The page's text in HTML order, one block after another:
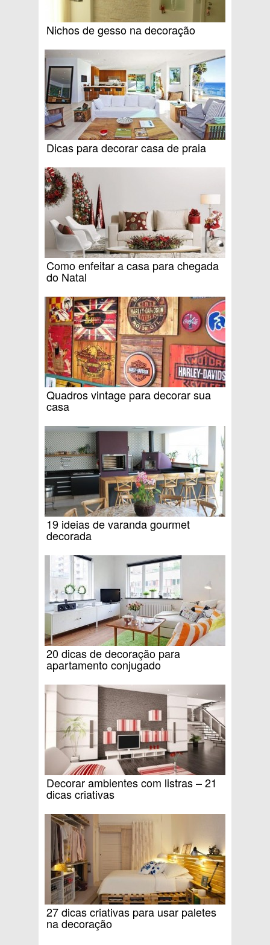
Nichos de gesso na decoração
Dicas para decorar casa de praia
Como enfeitar a casa para chegada
do Natal
Quadros vintage para decorar sua
casa
19 ideias de varanda gourmet
decorada
20 dicas de decoração para
apartamento conjugado
Decorar ambientes com listras – 21
dicas criativas
27 dicas criativas para usar paletes
na decoração